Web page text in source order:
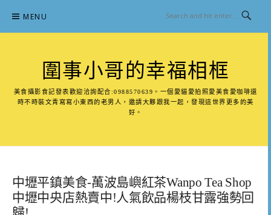
content
MENU
圍事小哥的幸福相框
美食攝影食記發表歡迎洽詢配合:0988570639。一個愛貓愛拍照愛美食愛咖啡還
時不時裝文青寫寫小東西的老男人，邀請大夥跟我一起，發現這世界更多的美
好。
中壢平鎮美食-萬波島嶼紅茶Wanpo Tea Shop
中壢中央店熱賣中!人氣飲品楊枝甘露強勢回